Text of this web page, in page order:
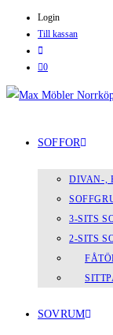
Login
Till kassan
0
SOFFOR
DIVAN-,
3-SITS
2-SITS
SOVRUM